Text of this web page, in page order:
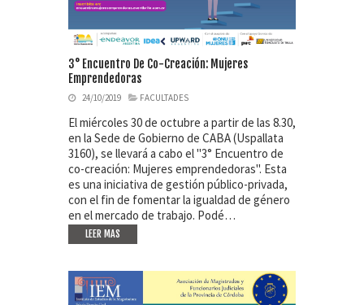
3° Encuentro De Co-Creación: Mujeres
Emprendedoras
24/10/2019 FACULTADES
El miércoles 30 de octubre a partir de las 8.30,
en la Sede de Gobierno de CABA (Uspallata
3160), se llevará a cabo el "3° Encuentro de
co-creación: Mujeres emprendedoras". Esta
es una iniciativa de gestión público-privada,
con el fin de fomentar la igualdad de género
en el mercado de trabajo. Podé…
LEER MAS